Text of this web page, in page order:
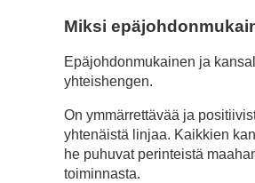
Miksi
Epäjohdonmukainen ja
yhteishengen.
On ymmärrettävää ja
yhtenäistä linjaa. Kaikkien
he puhuvat perinteistä
toiminnasta.